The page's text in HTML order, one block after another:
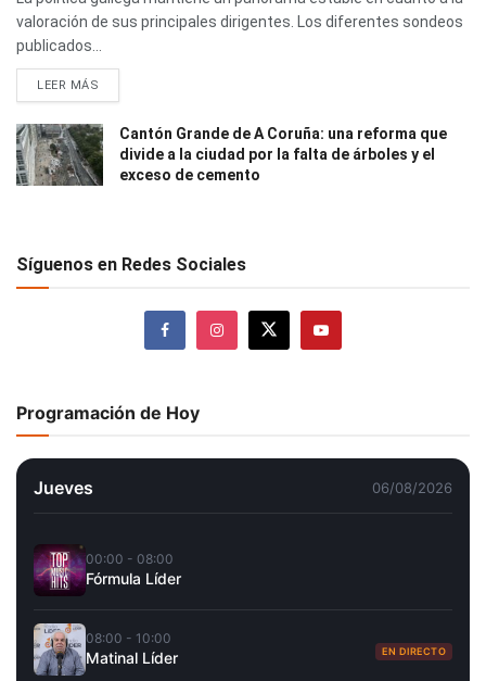
valoración de sus principales dirigentes. Los diferentes sondeos
publicados...
LEER MÁS
Cantón Grande de A Coruña: una reforma que
divide a la ciudad por la falta de árboles y el
exceso de cemento
Síguenos en Redes Sociales
Programación de Hoy
Jueves 06/08/2026
00:00 - 08:00
Fórmula Líder
08:00 - 10:00
Matinal Líder EN DIRECTO